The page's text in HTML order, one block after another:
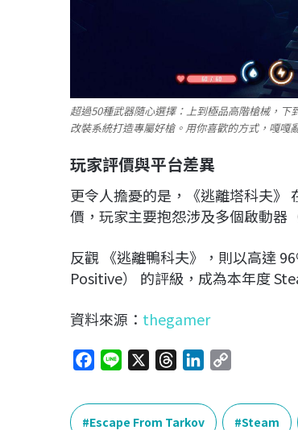
超過50種武器隨心選擇：上到極品高階槍械，
改裝系統打造專屬好槍。用你喜歡的方式，嘎嘎
玩家評價與平台差異
更令人擔憂的是，《逃離塔科夫》
價，玩家主要抱怨涉及多個啟動器
反觀 《逃離鴨科夫》，則以高達
Positive） 的評級，成為本年度
資料來源： thegamer
c
e
n
e
r
e
n
k
p
y
Escape From Tarkov Steam